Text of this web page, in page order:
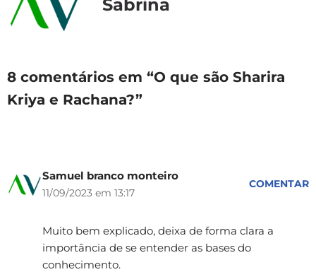
Sabrina
8 comentários em “O que são Sharira
Kriya e Rachana?”
Samuel branco monteiro
11/09/2023 em 13:17
COMENTAR
Muito bem explicado, deixa de forma clara a
importância de se entender as bases do
conhecimento.